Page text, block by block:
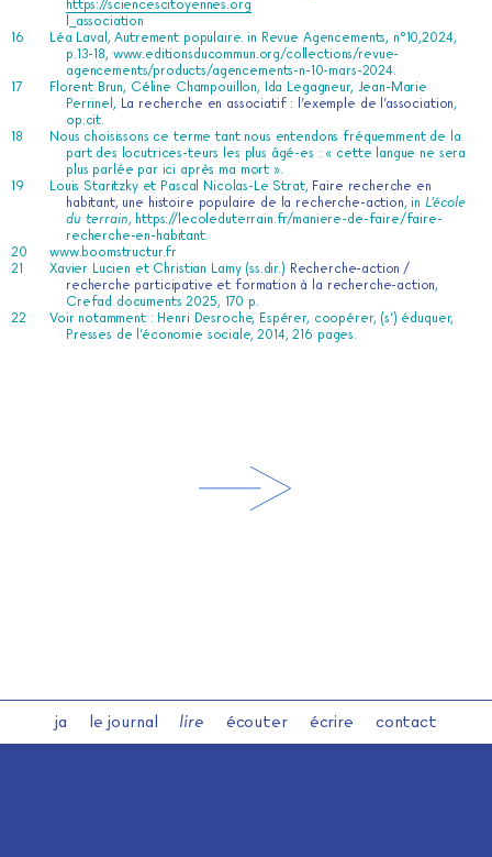
https://sciencescitoyennes.org
l_association
Léa Laval, Autrement populaire. in Revue Agencements, n°10,2024,
p.13-18, www.editionsducommun.org/collections/revue-
agencements/products/agencements-n-10-mars-2024.
Florent Brun, Céline Champouillon, Ida Legagneur, Jean-Marie
Perrinel, La recherche en associatif : l’exemple de l’association,
op.cit.
Nous choisissons ce terme tant nous entendons fréquemment de la
part des locutrices-teurs les plus âgé-es : « cette langue ne sera
plus parlée par ici après ma mort ».
Louis Staritzky et Pascal Nicolas-Le Strat, Faire recherche en
habitant, une histoire populaire de la recherche-action, in L’école
du terrain, https://lecoleduterrain.fr/maniere-de-faire/faire-
recherche-en-habitant.
www.boomstructur.fr
Xavier Lucien et Christian Lamy (ss.dir.) Recherche-action /
recherche participative et formation à la recherche-action,
Crefad documents 2025, 170 p.
Voir notamment : Henri Desroche, Espérer, coopérer, (s’) éduquer,
Presses de l’économie sociale, 2014, 216 pages.
ja le journal lire écouter écrire contact